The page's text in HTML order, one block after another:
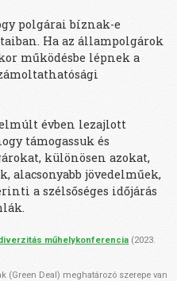
polgárai bíznak-e
Ha az állampolgárok
működésbe lépnek a
évben lezajlott
támogassuk és
különösen azokat,
alacsonyabb jövedelműek,
a szélsőséges időjárás
műhelykonferencia (2023.
(Green Deal) meghatározó szerepe van